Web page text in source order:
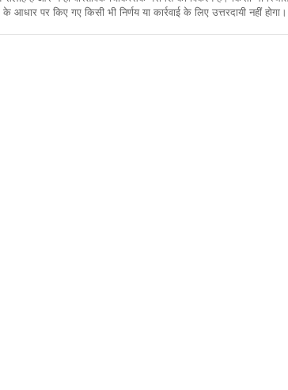
पर किए गए किसी भी निर्णय या कार्रवाई के लिए उत्तरदायी नहीं होगा।